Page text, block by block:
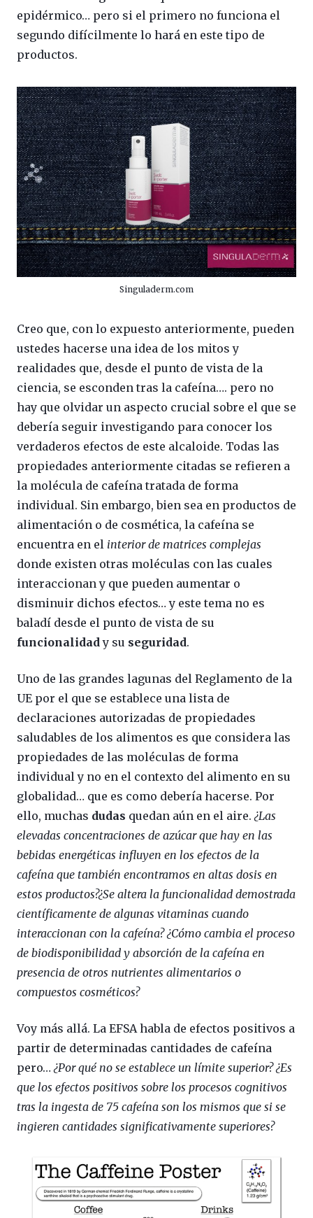
epidérmico… pero si el primero no funciona el
segundo difícilmente lo hará en este tipo de
productos.
Singuladerm.com
Creo que, con lo expuesto anteriormente, pueden
ustedes hacerse una idea de los mitos y
realidades que, desde el punto de vista de la
ciencia, se esconden tras la cafeína…. pero no
hay que olvidar un aspecto crucial sobre el que se
debería seguir investigando para conocer los
verdaderos efectos de este alcaloide. Todas las
propiedades anteriormente citadas se refieren a
la molécula de cafeína tratada de forma
individual. Sin embargo, bien sea en productos de
alimentación o de cosmética, la cafeína se
encuentra en el interior de matrices complejas
donde existen otras moléculas con las cuales
interaccionan y que pueden aumentar o
disminuir dichos efectos… y este tema no es
baladí desde el punto de vista de su
funcionalidady su seguridad.
Uno de las grandes lagunas del Reglamento de la
UE por el que se establece una lista de
declaraciones autorizadas de propiedades
saludables de los alimentos es que considera las
propiedades de las moléculas de forma
individual y no en el contexto del alimento en su
globalidad… que es como debería hacerse. Por
ello, muchas dudas quedan aún en el aire.¿Las
elevadas concentraciones de azúcar que hay en las
bebidas energéticas influyen en los efectos de la
cafeína que también encontramos en altas dosis en
estos productos?¿Se altera la funcionalidad demostrada
científicamente de algunas vitaminas cuando
interaccionan con la cafeína? ¿Cómo cambia el proceso
de biodisponibilidad y absorción de la cafeína en
presencia de otros nutrientes alimentarios o
compuestos cosméticos?
Voy más allá. La EFSA habla de efectos positivos a
partir de determinadas cantidades de cafeína
pero…¿Por qué no se establece un límite superior? ¿Es
que los efectos positivos sobre los procesos cognitivos
tras la ingesta de 75 cafeína son los mismos que si se
ingieren cantidades significativamente superiores?